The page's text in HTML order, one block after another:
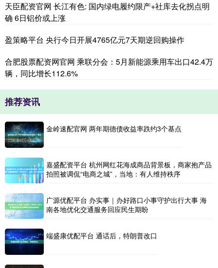
天臣配资官网 长江有色: 国内绿电履约限产+社库去化拐点明
确 6日铝价或上涨
盈策略平台 央行今日开展4765亿元7天期逆回购操作
合肥股票配资网官网 乘联分会：5月新能源乘用车出口42.4万
辆，同比增长112.6%
推荐资讯
金岭速配官网 两年期德债收益率跌约3个基点
嘉盛配资平台 杭州网红花海成商品背景板，商家抱产品
拍照被调侃“电商之城”，当地：有人维持秩序
广源优配平台 办实事｜办好路口小事守护出行大事 海
南各地优化交通服务回应民生期盼
端盛康优配平台 通话后，特朗普改口